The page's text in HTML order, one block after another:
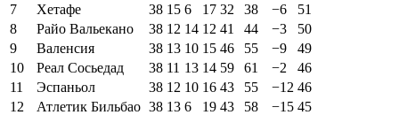
7
Хетафе 38 15 6 17 32 38 −6
51
8
Райо Вальекано 38 12 14 12 41 44 −3
50
9
Валенсия 38 13 10 15 46 55 −9
49
10
Реал Сосьедад 38 11 13 14 59 61 −2
46
11
Эспаньол 38 12 10 16 43 55 −12 46
12
Атлетик Бильбао 38 13 6 19 43 58 −15 45